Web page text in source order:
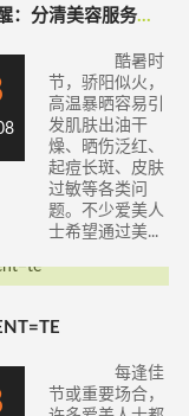
消费提醒：分清美容服务边界理性安全追求“
酷暑时
节，骄阳似火，
高温暴晒容易引
发肌肤出油干
燥、晒伤泛红、
起痘长斑、皮肤
过敏等各类问
题。不少爱美人
士希望通过美...
每逢佳
节或重要场合，